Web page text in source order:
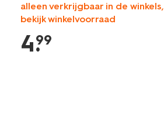
alleen verkrijgbaar in de winkels,
bekijk winkelvoorraad
4.
99